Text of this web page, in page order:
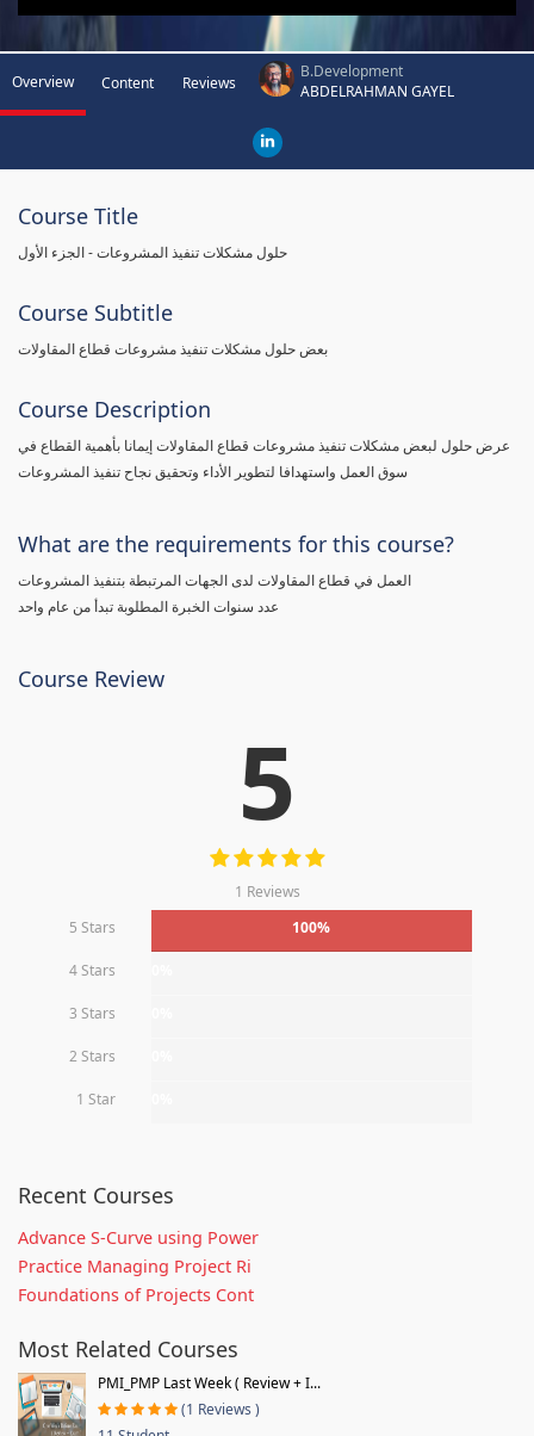
Overview Content Reviews
B.Development
ABDELRAHMAN GAYEL
Course Title
حلول مشكلات تنفيذ المشروعات - الجزء الأول
Course Subtitle
بعض حلول مشكلات تنفيذ مشروعات قطاع المقاولات
Course Description
عرض حلول لبعض مشكلات تنفيذ مشروعات قطاع المقاولات إيمانا بأهمية القطاع في
سوق العمل واستهدافا لتطوير الأداء وتحقيق نجاح تنفيذ المشروعات
What are the requirements for this course?
عدد سنوات الخبرة المطلوبة تبدأ من عام واحد
Course Review
5
1 Reviews
5 Stars
100%
4 Stars
3 Stars
2 Stars
1 Star
Recent Courses
Advance S-Curve using Power
Practice Managing Project Ri
Foundations of Projects Cont
Most Related Courses
PMI_PMP Last Week ( Review + I...
(1 Reviews )